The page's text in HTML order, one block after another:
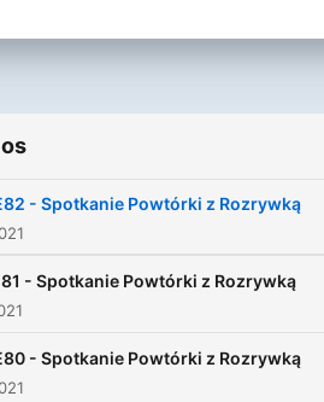
- Spotkanie Powtórki z Rozrywką
- Spotkanie Powtórki z Rozrywką
- Spotkanie Powtórki z Rozrywką